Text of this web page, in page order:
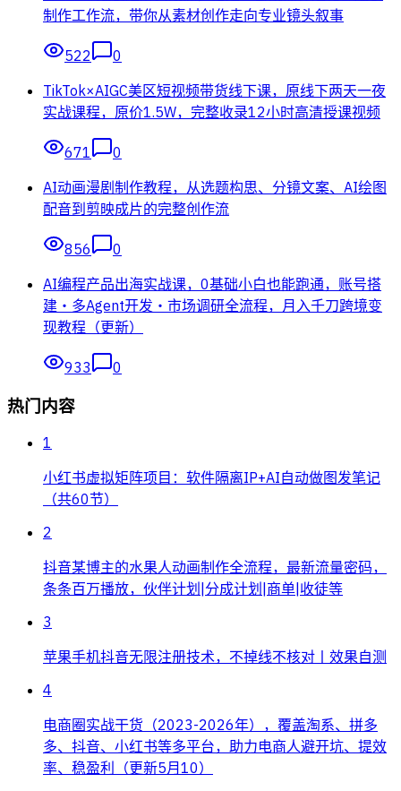
制作工作流，带你从素材创作走向专业镜头叙事
522
0
TikTok×AIGC美区短视频带货线下课，原线下两天一夜
实战课程，原价1.5W，完整收录12小时高清授课视频
671
0
AI动画漫剧制作教程，从选题构思、分镜文案、AI绘图
配音到剪映成片的完整创作流
856
0
AI编程产品出海实战课，0基础小白也能跑通，账号搭
建・多Agent开发・市场调研全流程，月入千刀跨境变
现教程（更新）
933 0
热门内容
1
小红书虚拟矩阵项目：软件隔离IP+AI自动做图发笔记
（共60节）
2
抖音某博主的水果人动画制作全流程，最新流量密码，
条条百万播放，伙伴计划|分成计划|商单|收徒等
3
苹果手机抖音无限注册技术，不掉线不核对丨效果自测
4
电商圈实战干货（2023-2026年），覆盖淘系、拼多
多、抖音、小红书等多平台，助力电商人避开坑、提效
率、稳盈利（更新5月10）